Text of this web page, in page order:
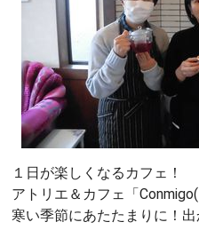
１日が楽しくなるカフェ！
アトリエ＆カフェ「Conmigo(
寒い季節にあたたまりに！